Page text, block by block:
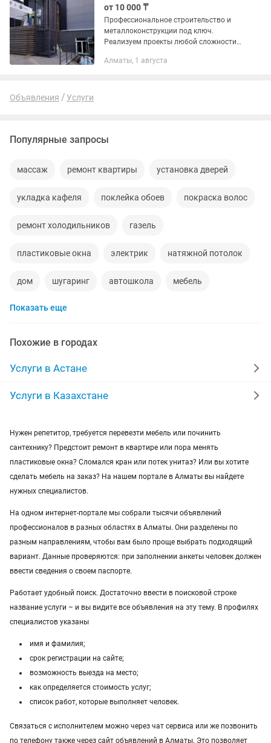
от 10 000 ₸
Профессиональное строительство и
металлоконструкции под ключ.
Реализуем проекты любой сложности
Мы предлагаем комплексный подход:
Алматы, 1 августа
Объявления Услуги
Популярные запросы
массаж ремонт квартиры установка дверей
укладка кафеля поклейка обоев покраска волос
ремонт холодильников газель
пластиковые окна электрик натяжной потолок
дом шугаринг автошкола мебель
ремонт телевизоров
мебель на заказ
уколы на дому вывоз мусора
ремонт стиральных машин диван
грузоперевозки газель курсы массажа
прихожая двери сборка мебели ремонт
Показать еще
Похожие в городах
Услуги в Астане
Услуги в Казахстане
Нужен репетитор, требуется перевезти мебель или починить
сантехнику? Предстоит ремонт в квартире или пора менять
пластиковые окна? Сломался кран или потек унитаз? Или вы хотите
сделать мебель на заказ? На нашем портале в Алматы вы найдете
нужных специалистов.
На одном интернет-портале мы собрали тысячи объявлений
профессионалов в разных областях в Алматы. Они разделены по
разным направлениям, чтобы вам было проще выбрать подходящий
вариант. Данные проверяются: при заполнении анкеты человек должен
ввести сведения о своем паспорте.
Работает удобный поиск. Достаточно ввести в поисковой строке
название услуги – и вы видите все объявления на эту тему. В профилях
специалистов указаны
имя и фамилия;
срок регистрации на сайте;
возможность выезда на место;
как определяется стоимость услуг;
список работ, которые выполняет человек.
Связаться с исполнителем можно через чат сервиса или же позвонить
по телефону также через сайт объявлений в Алматы. Это позволяет